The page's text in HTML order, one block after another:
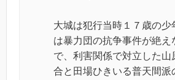
大城は犯行当時１７歳の少
は暴力団の抗争事件が絶え
で、利害関係で対立した山
合と田場ひきいる普天間派